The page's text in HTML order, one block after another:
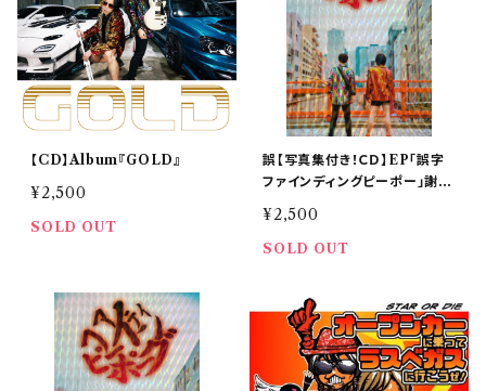
【CD】Album『GOLD』
¥2,500
SOLD OUT
誤【写真集付き！ＣＤ】EP「誤字
ファインディングピーポー」謝罪
¥2,500
SOLD OUT